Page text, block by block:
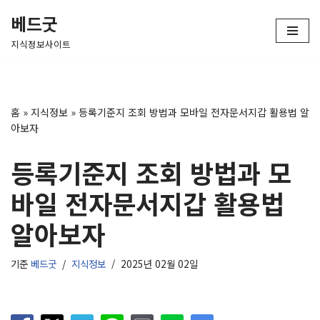
콘
건
너
베드굿
지식정보사이트
홈 » 지식정보 » 등록기준지 조회 방법과 모바일 전자문서지갑 활용법 알
아보자
등록기준지 조회 방법과 모
바일 전자문서지갑 활용법
알아보자
기준 베드굿 지식정보 2025년 02월 02일